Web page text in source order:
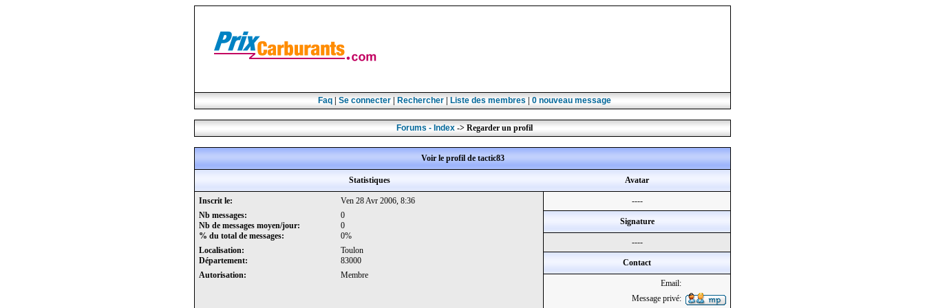
Faq| Se connecter| Rechercher| Liste des membres 0nouveau message
Forums - Index-> Regarder un profil
Voir le profil de tactic83
Statistiques Avatar
Inscrit le:
Ven 28 Avr 2006, 8:36
Nb messages:
Nb de messages moyen/jour:
% du total de messages:
0
0
0%
Localisation:
Département:
Toulon
83000
Autorisation:
Membre
----
Signature
----
Contact
Email:
Message privé: